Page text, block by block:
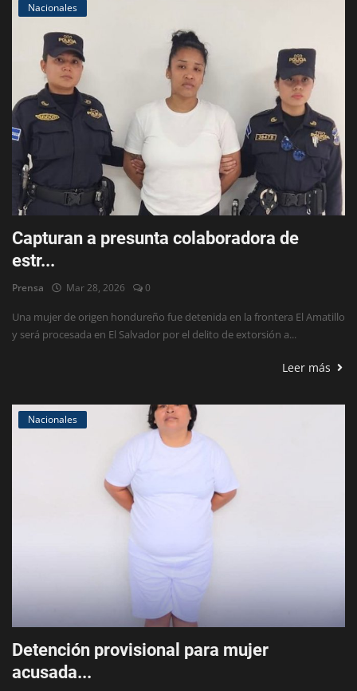
Nacionales
Capturan a presunta colaboradora de
estr...
Prensa Mar 28, 2026 0
Una mujer de origen hondureño fue detenida en la frontera El Amatillo
y será procesada en El Salvador por el delito de extorsión a...
Leer más
Nacionales
Detención provisional para mujer
acusada...